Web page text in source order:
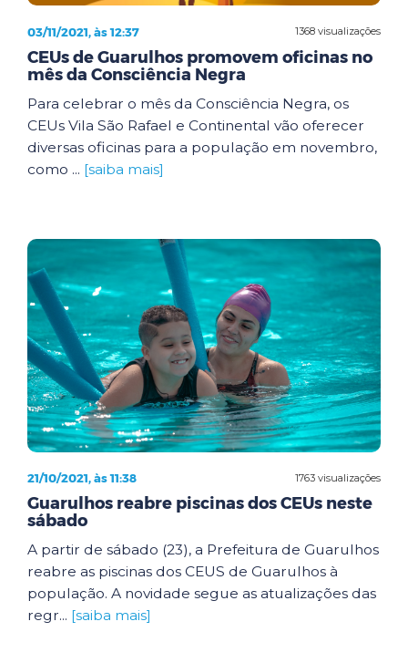
1368 visualizações
03/11/2021, às 12:37
CEUs de Guarulhos promovem oficinas no
mês da Consciência Negra
Para celebrar o mês da Consciência Negra, os
CEUs Vila São Rafael e Continental vão oferecer
diversas oficinas para a população em novembro,
como ... [saiba mais]
1763 visualizações
21/10/2021, às 11:38
Guarulhos reabre piscinas dos CEUs neste
sábado
A partir de sábado (23), a Prefeitura de Guarulhos
reabre as piscinas dos CEUS de Guarulhos à
população. A novidade segue as atualizações das
regr... [saiba mais]